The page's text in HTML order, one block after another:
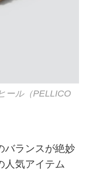
ール（PELLICO
バランスが絶妙
人気アイテム